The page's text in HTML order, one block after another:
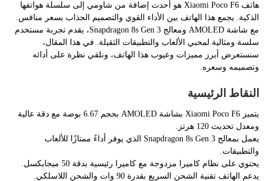
هاتف Xiaomi Poco F6 هو أحدث إضافة من شاومي إلى سلسلة هواتفها
الذكية. يجمع هذا الهاتف بين الأداء القوي والتصميم الجذاب بسعر منافس.
مع شاشة AMOLED ومعالج Snapdragon 8s Gen 3، يقدم تجربة مستخدم
سلسة ومثالية لمحبي الألعاب والتطبيقات الثقيلة. في هذا المقال،
سنستعرض أبرز مميزات وعيوب هذا الهاتف، ونلقي نظرة على أدائه
وتصميمه وسعره.
النقاط الرئيسية
يتميز Xiaomi Poco F6 بشاشة AMOLED بحجم 6.67 بوصة مع دقة عالية
ومعدل تحديث 120 هرتز.
يعمل بمعالج Snapdragon 8s Gen 3 الذي يوفر أداءً ممتازًا للألعاب
والتطبيقات.
يحتوي على نظام كاميرا مزدوجة مع كاميرا رئيسية بدقة 50 ميجابكسل.
يدعم الهاتف تقنية الشحن السريع بقدرة 90 وات والشحن اللاسلكي.